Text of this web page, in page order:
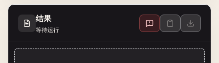
结果
等待运行